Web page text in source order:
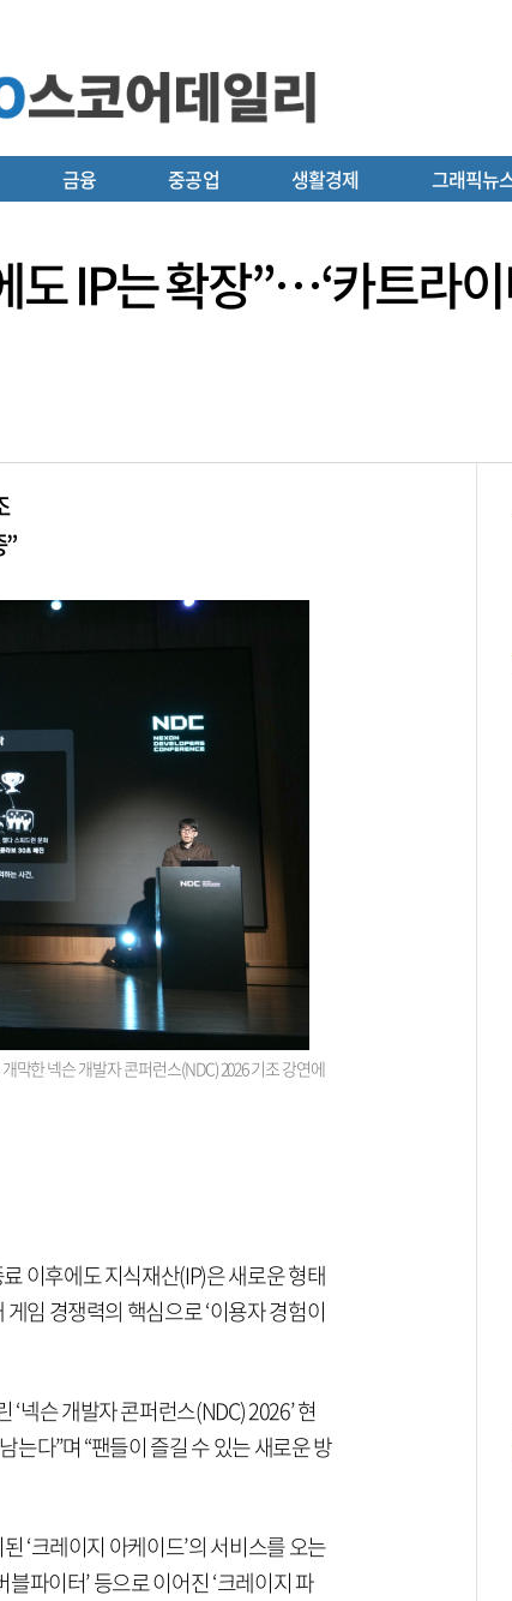
금융 중공업 생활경제 그래픽뉴
도 IP는 확장”…‘카트라
막한 넥슨 개발자 콘퍼런스(NDC) 2026 기조 강연에
이후에도 지식재산(IP)은 새로운 형태
임 경쟁력의 핵심으로 ‘이용자 경험이
넥슨 개발자 콘퍼런스(NDC) 2026’ 현
는다”며 “팬들이 즐길 수 있는 새로운 방
‘크레이지 아케이드’의 서비스를 오는
파이터’ 등으로 이어진 ‘크레이지 파